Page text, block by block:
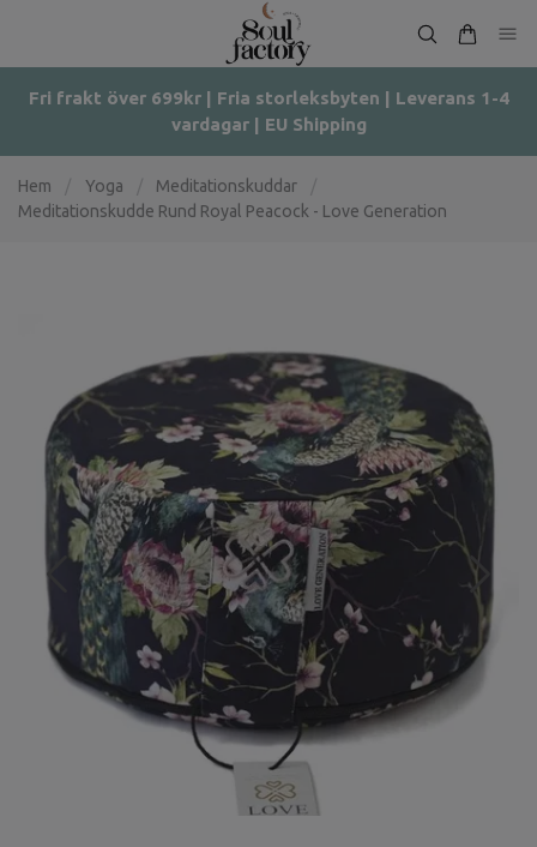
Fri frakt över 699kr | Fria storleksbyten | Leverans 1-4
vardagar | EU Shipping
Hem Yoga Meditationskuddar
Meditationskudde Rund Royal Peacock - Love Generation